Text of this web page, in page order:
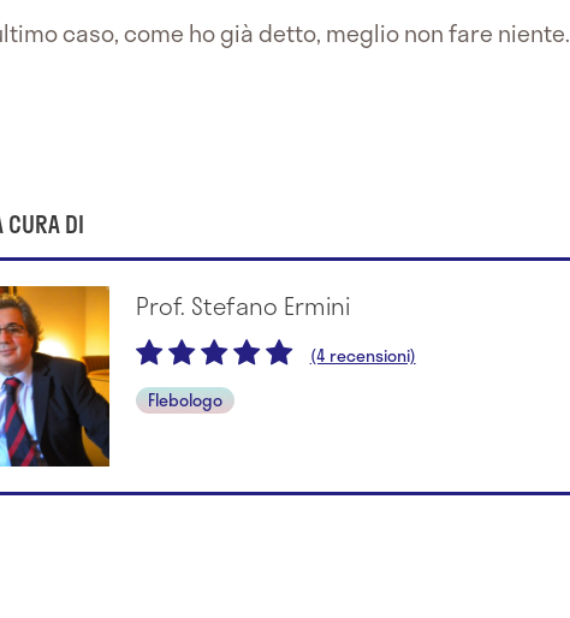
caso, come ho già detto, meglio non fare niente.
CURA DI
Prof. Stefano Ermini
(4 recensioni)
Flebologo